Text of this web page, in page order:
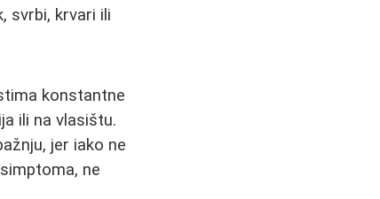
svrbi, krvari ili
konstantne
ili na vlasištu.
jer iako ne
ne